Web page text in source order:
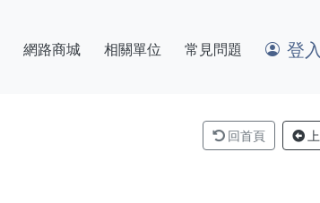
網路商城 相關單位 常見問題 登
回首頁